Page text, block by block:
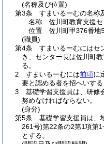
(名称及び位置)
第3条
すまいるーむの名称
名称 佐川町教育支援セ
位置 佐川町甲376番地
(職員)
第4条
すまいるーむにはセ
き、センター長は佐川町
る。
2
すまいるーむには前項に
要と認める者を招へいする
3
基礎学習支援員は、研修
努めなければならない。
(身分)
第5条
基礎学習支援員は、
261号)第22条の2第1項第
とする。